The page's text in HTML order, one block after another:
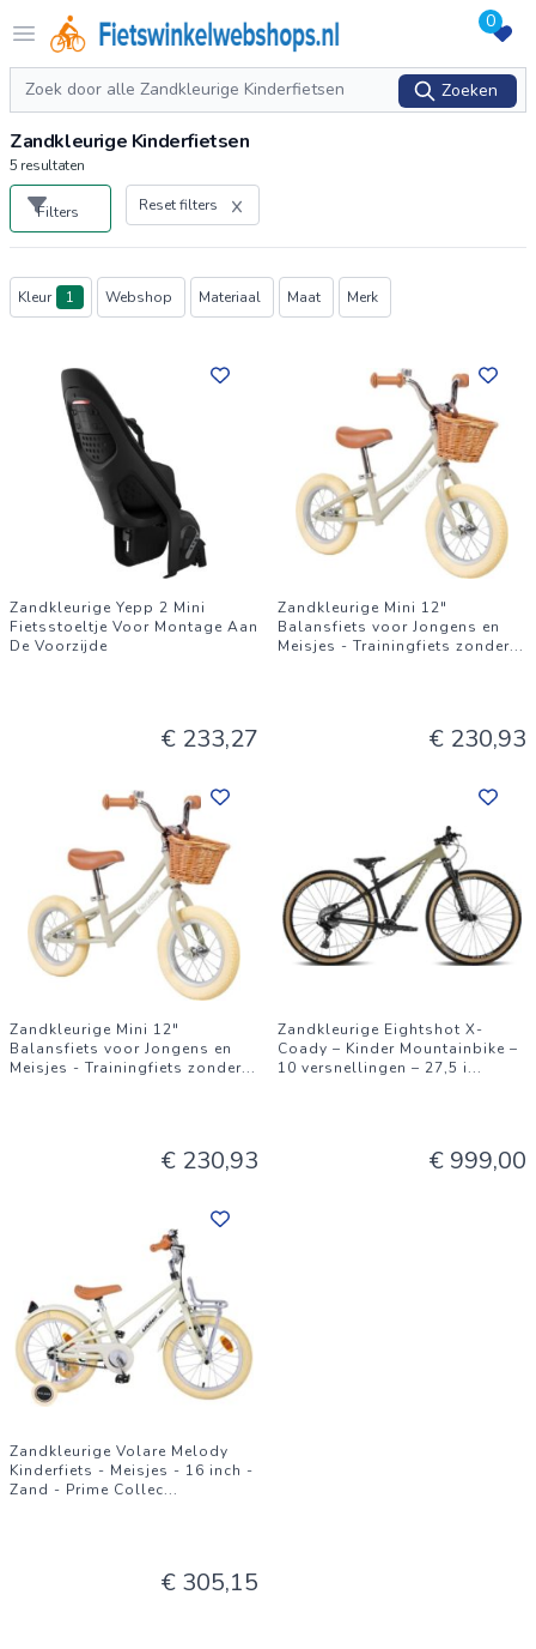
Open menu
Logo Fietswinkelwebshops.nl 0
Zoeken
Zoeken
Zandkleurige Kinderfietsen
5 resultaten
Filters Reset filters
Producten
Kleur 1 Webshop Materiaal Maat Merk
Zandkleurige Yepp 2 Mini
Fietsstoeltje Voor Montage Aan
De Voorzijde
€ 233,27
Zandkleurige Mini 12"
Balansfiets voor Jongens en
Meisjes - Trainingfiets zonder...
€ 230,93
Zandkleurige Mini 12"
Balansfiets voor Jongens en
Meisjes - Trainingfiets zonder...
€ 230,93
Zandkleurige Eightshot X-
Coady – Kinder Mountainbike –
10 versnellingen – 27,5 i...
€ 999,00
Zandkleurige Volare Melody
Kinderfiets - Meisjes - 16 inch -
Zand - Prime Collec...
€ 305,15